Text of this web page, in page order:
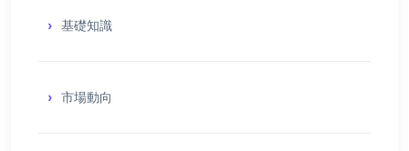
基礎知識
市場動向